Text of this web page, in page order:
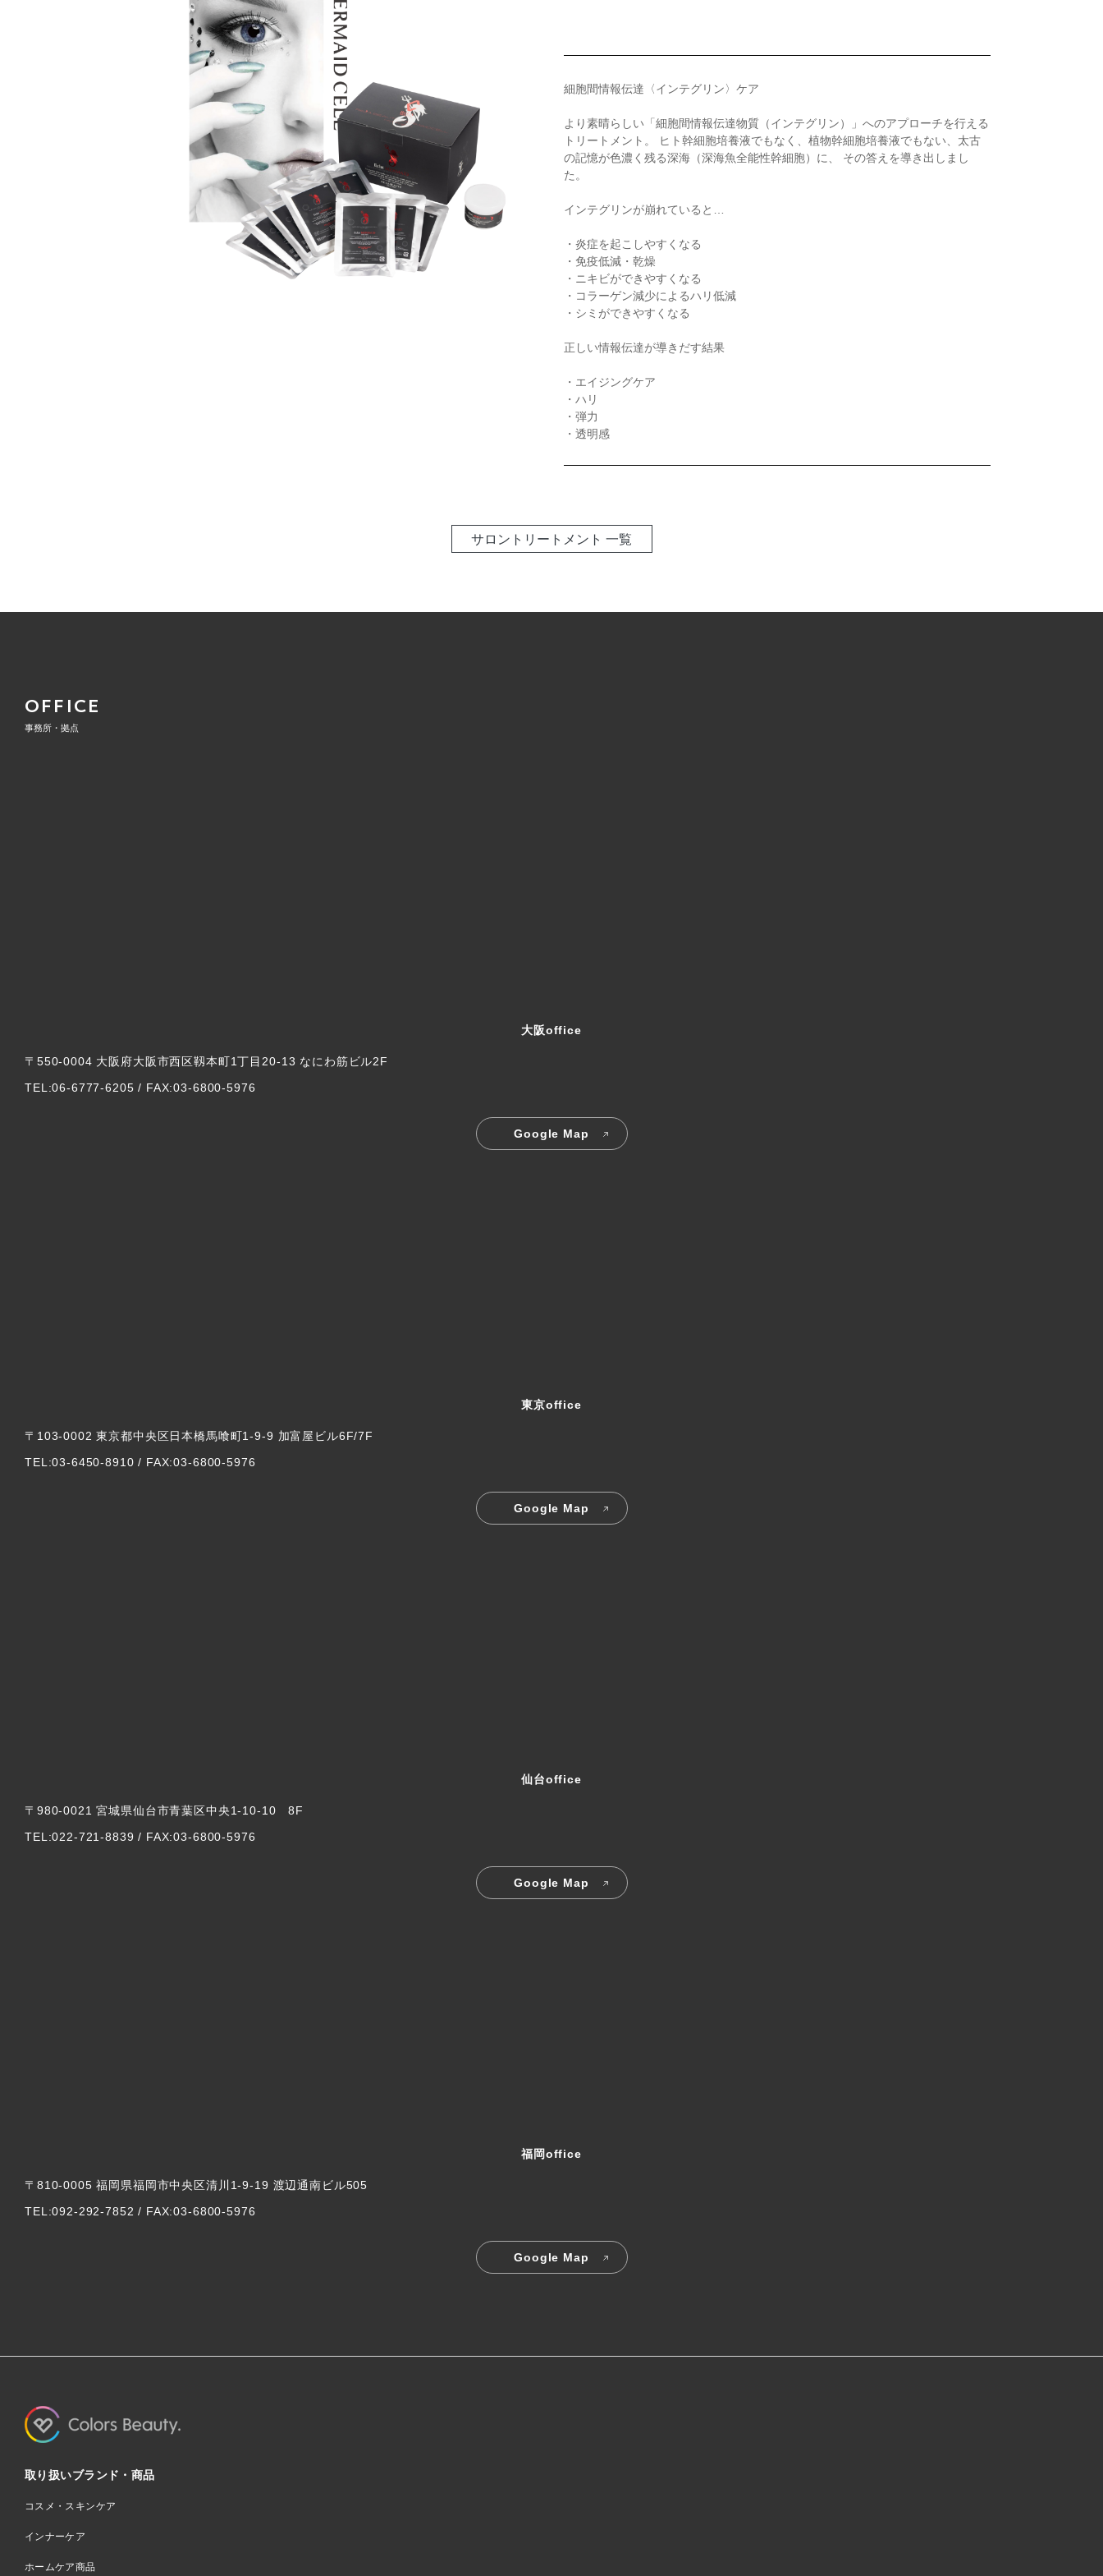
細胞間情報伝達〈インテグリン〉ケア
より素晴らしい「細胞間情報伝達物質（インテグリン）」へのアプローチを行える
トリートメント。 ヒト幹細胞培養液でもなく、植物幹細胞培養液でもない、太古
の記憶が色濃く残る深海（深海魚全能性幹細胞）に、 その答えを導き出しまし
た。
インテグリンが崩れていると…
・炎症を起こしやすくなる
・免疫低減・乾燥
・ニキビができやすくなる
・コラーゲン減少によるハリ低減
・シミができやすくなる
正しい情報伝達が導きだす結果
・エイジングケア
・ハリ
・弾力
・透明感
サロントリートメント 一覧
OFFICE
事務所・拠点
大阪office
〒550-0004 大阪府大阪市西区靱本町1丁目20-13 なにわ筋ビル2F
TEL:06-6777-6205 / FAX:03-6800-5976
Google Map
東京office
〒103-0002 東京都中央区日本橋馬喰町1-9-9 加富屋ビル6F/7F
TEL:03-6450-8910 / FAX:03-6800-5976
Google Map
仙台office
〒980-0021 宮城県仙台市青葉区中央1-10-10 8F
TEL:022-721-8839 / FAX:03-6800-5976
Google Map
福岡office
〒810-0005 福岡県福岡市中央区清川1-9-19 渡辺通南ビル505
TEL:092-292-7852 / FAX:03-6800-5976
Google Map
取り扱いブランド・商品
コスメ・スキンケア
インナーケア
ホームケア商品